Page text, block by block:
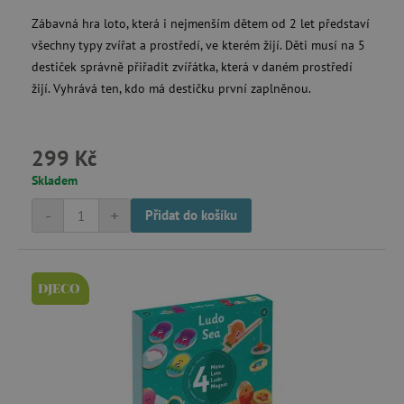
Zábavná hra loto, která i nejmenším dětem od 2 let představí
všechny typy zvířat a prostředí, ve kterém žijí. Děti musí na 5
destiček správně přiřadit zvířátka, která v daném prostředí
žijí. Vyhrává ten, kdo má destičku první zaplněnou.
299 Kč
Skladem
+
- Přidat do košíku
DJECO
_lb_ccc
cjConsent